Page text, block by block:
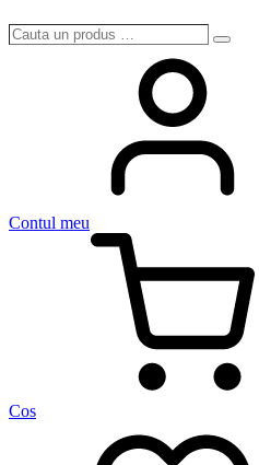
Cauta
Search
Contul meu
Cos